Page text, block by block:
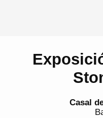
Casal